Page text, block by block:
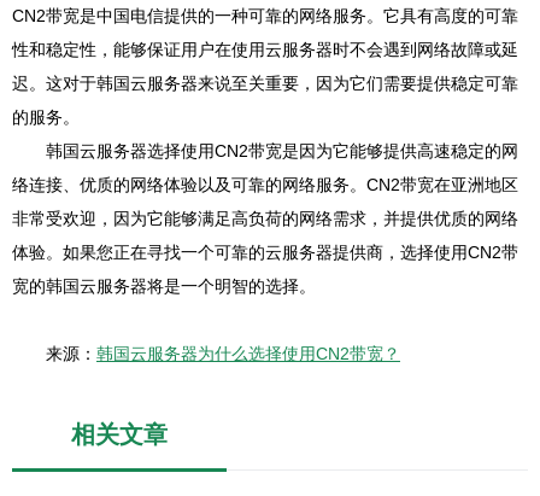
CN2带宽是中国电信提供的一种可靠的网络服务。它具有高度的可靠
性和稳定性，能够保证用户在使用云服务器时不会遇到网络故障或延
迟。这对于韩国云服务器来说至关重要，因为它们需要提供稳定可靠
的服务。
韩国云服务器选择使用CN2带宽是因为它能够提供高速稳定的网
络连接、优质的网络体验以及可靠的网络服务。CN2带宽在亚洲地区
非常受欢迎，因为它能够满足高负荷的网络需求，并提供优质的网络
体验。如果您正在寻找一个可靠的云服务器提供商，选择使用CN2带
宽的韩国云服务器将是一个明智的选择。
来源： 韩国云服务器为什么选择使用CN2带宽？
相关文章